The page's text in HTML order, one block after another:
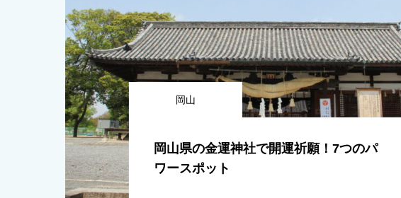
岡山
岡山県の金運神社で開運祈願！7つのパ
ワースポット